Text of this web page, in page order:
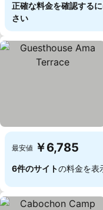
正確な料金を確認する
さい
最安値 ￥6,785
6件のサイトの料金を表